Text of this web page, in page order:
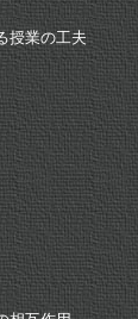
授業の工夫